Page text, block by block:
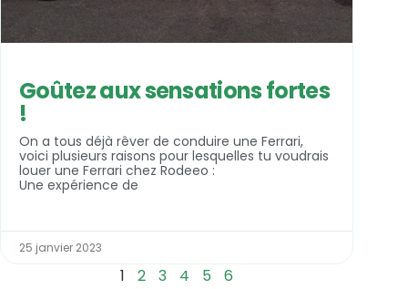
Goûtez aux sensations fortes
!
On a tous déjà rêver de conduire une Ferrari,
voici plusieurs raisons pour lesquelles tu voudrais
louer une Ferrari chez Rodeeo :
Une expérience de
25 janvier 2023
1 2 3 4 5 6